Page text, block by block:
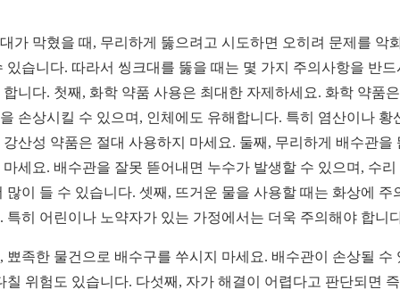
가 막혔을 때, 무리하게 뚫으려고 시도하면 오히려 문제를 악
있습니다. 따라서 씽크대를 뚫을 때는 몇 가지 주의사항을 반드
합니다. 첫째, 화학 약품 사용은 최대한 자제하세요. 화학 약품
손상시킬 수 있으며, 인체에도 유해합니다. 특히 염산이나 황
강산성 약품은 절대 사용하지 마세요. 둘째, 무리하게 배수관을
마세요. 배수관을 잘못 뜯어내면 누수가 발생할 수 있으며, 수리
많이 들 수 있습니다. 셋째, 뜨거운 물을 사용할 때는 화상에 주
특히 어린이나 노약자가 있는 가정에서는 더욱 주의해야 합니
뾰족한 물건으로 배수구를 쑤시지 마세요. 배수관이 손상될 수
칠 위험도 있습니다. 다섯째, 자가 해결이 어렵다고 판단되면